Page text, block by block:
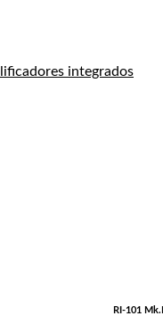
integrados
RI-101 Mk.II